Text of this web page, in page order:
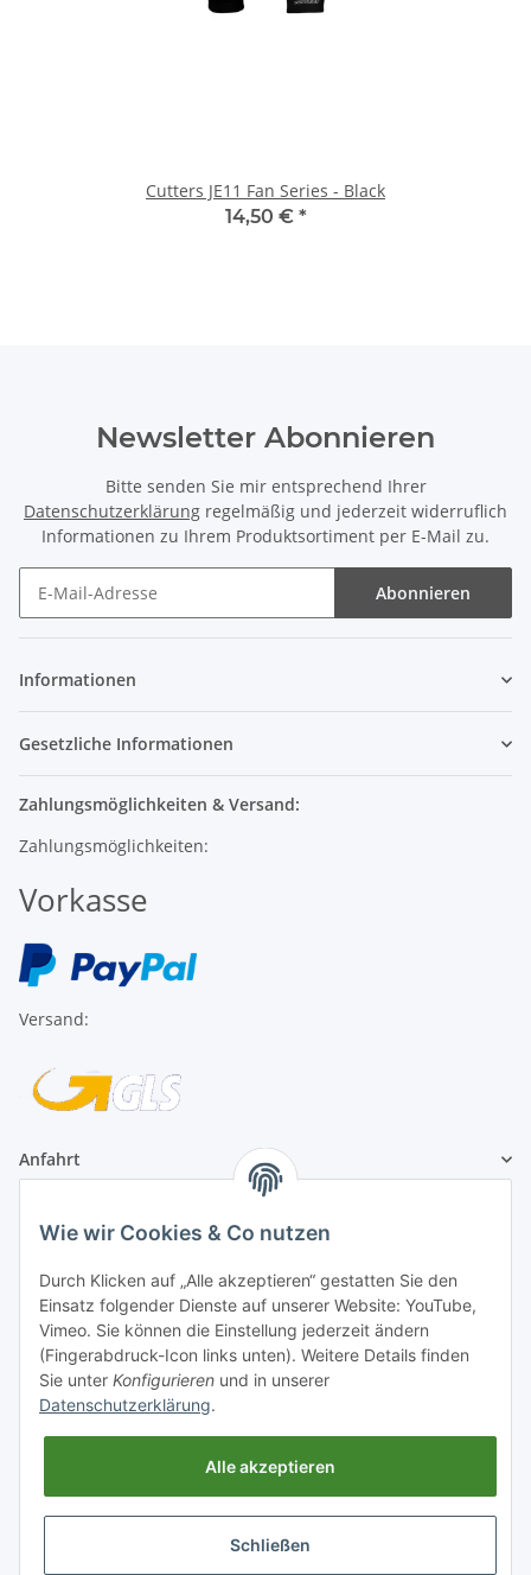
Cutters JE11 Fan Series - Black
14,50 € *
Newsletter Abonnieren
Bitte senden Sie mir entsprechend Ihrer
Datenschutzerklärung regelmäßig und jederzeit widerruflich
Informationen zu Ihrem Produktsortiment per E-Mail zu.
Abonnieren
Informationen
Gesetzliche Informationen
Zahlungsmöglichkeiten & Versand:
Zahlungsmöglichkeiten:
Vorkasse
Versand:
Anfahrt
1A Football Angebote
1A-Football ist
registrierter Partner:
Wie wir Cookies & Co nutzen
Durch Klicken auf „Alle akzeptieren“ gestatten Sie den
Einsatz folgender Dienste auf unserer Website: YouTube,
Vimeo. Sie können die Einstellung jederzeit ändern
(Fingerabdruck-Icon links unten). Weitere Details finden
Sie unter Konfigurieren und in unserer
Datenschutzerklärung.
Alle akzeptieren
Schließen